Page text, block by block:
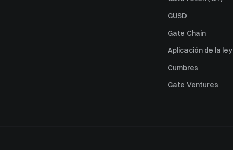
GUSD
Gate Chain
Aplicación de la ley
Cumbres
Gate Ventures